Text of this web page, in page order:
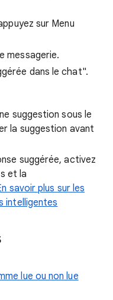
sur Menu
messagerie.
dans le chat".
suggestion sous le
la suggestion avant
suggérée, activez
et la
savoir plus sur les
intelligentes
lue ou non lue